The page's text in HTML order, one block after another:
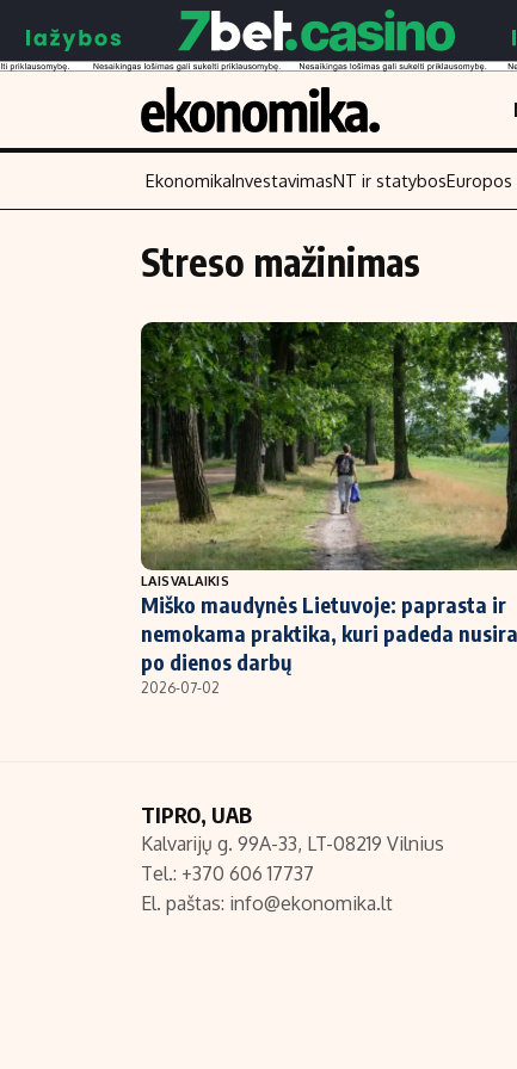
Turinys
Naujienos
Aplinka
Verslas
Energetika
Ekonomika
Politika
NT ir statybos
Skaitykite
Finansai
Įmonės
Žemės ūkis
Technologijos
Laisvalaikis
EkonomikaInvestavimasNT ir statybosEuropos
Streso mažinimas
LAISVALAIKIS
Miško maudynės Lietuvoje: paprasta ir
nemokama praktika, kuri padeda
po dienos darbų
2026-07-02
TIPRO, UAB
Kalvarijų g. 99A-33, LT-08219 Vilnius
Tel.: +370 606 17737
El. paštas: info@ekonomika.lt